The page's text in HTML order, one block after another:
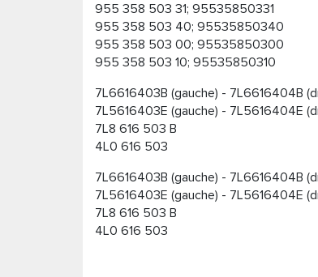
955 358 503 31; 95535850331
955 358 503 40; 95535850340
955 358 503 00; 95535850300
955 358 503 10; 95535850310
7L6616403B (gauche) - 7L6616404B
7L5616403E (gauche) - 7L5616404E
7L8 616 503 B
4L0 616 503
7L6616403B (gauche) - 7L6616404B
7L5616403E (gauche) - 7L5616404E
7L8 616 503 B
4L0 616 503